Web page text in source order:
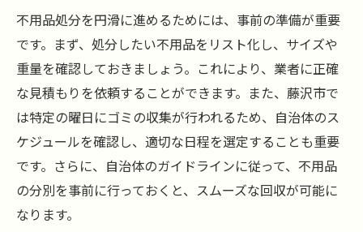
回収の詳細
不用品回収の見積もりを取る際の注意点
不用品回収の見積もりでの隠れたコストに
注意
藤沢市の不用品回収でお得に済ませるため
のヒント
見積もり価格を比較する際のポイント
藤沢市での不用品回収の見積もりを上手く
不用品処分を円滑に進めるためには、事前の準備が重要
です。まず、処分したい不用品をリスト化し、サイズや
重量を確認しておきましょう。これにより、業者に正確
な見積もりを依頼することができます。また、藤沢市で
は特定の曜日にゴミの収集が行われるため、自治体のス
ケジュールを確認し、適切な日程を選定することも重要
です。さらに、自治体のガイドラインに従って、不用品
の分別を事前に行っておくと、スムーズな回収が可能に
なります。